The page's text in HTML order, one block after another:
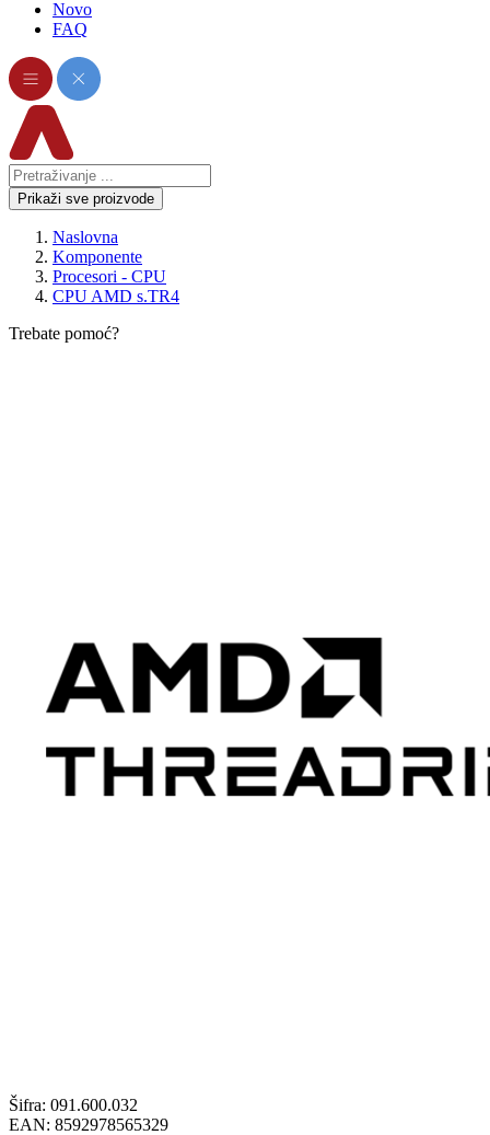
Novo
FAQ
Prikaži sve proizvode
Naslovna
Komponente
Procesori - CPU
CPU AMD s.TR4
Trebate pomoć?
Šifra: 091.600.032
EAN: 8592978565329